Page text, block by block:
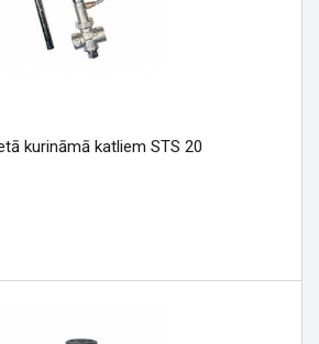
kurināmā katliem STS 20